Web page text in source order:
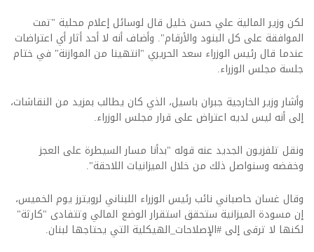
لكن وزير المالية علي حسن خليل قال لوسائل إعلام محلية "تمت
الموافقة على كل البنود والأرقام". وأضاف أنه لا أحد أثار أي اعتراضات
عندما قال رئيس الوزراء سعد الحريري "انتهينا من الموازنة" في ختام
جلسة مجلس الوزراء.
وأشار وزير الخارجية جبران باسيل، الذي كان يطالب بمزيد من النقاشات،
إلى أنه ليس لديه اعتراض على قرار مجلس الوزراء.
ونقل تلفزيون الجديد عنه قوله "بدأنا مسار السيطرة على العجز
وخفضه وسنواصل ذلك من خلال الميزانيات اللاحقة".
وقال غسان حاصباني نائب رئيس الوزراء اللبناني لرويترز يوم الخميس،
إن مسودة الميزانية ستحقق استقرار الوضع المالي وتتفادى "كارثة"
لكنها لا ترقى إلى #الإصلاحات_الهيكلية التي يحتاجها لبنان.